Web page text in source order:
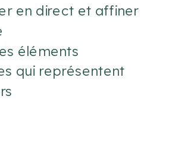
en direct et affiner
éléments
qui représentent